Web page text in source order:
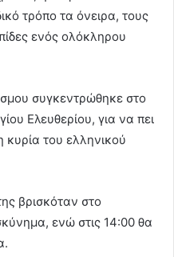
τρόπο τα όνειρα, τους
ενός ολόκληρου
συγκεντρώθηκε στο
Ελευθερίου, για να πει
κυρία του ελληνικού
βρισκόταν στο
ενώ στις 14:00 θα